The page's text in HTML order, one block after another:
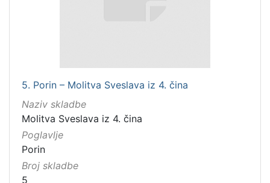
5. Porin – Molitva Sveslava iz 4. čina
Naziv skladbe
Molitva Sveslava iz 4. čina
Poglavlje
Porin
Broj skladbe
5